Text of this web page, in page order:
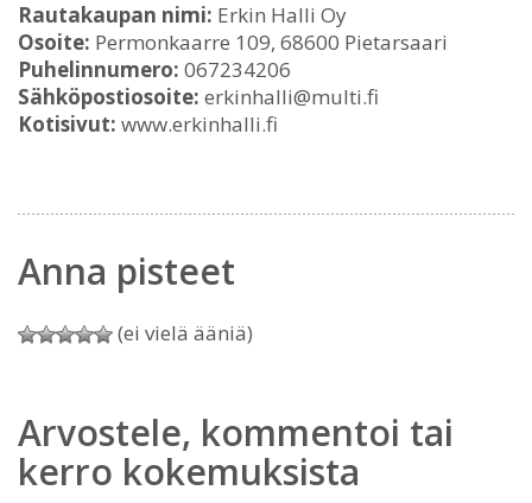
Rautakaupan nimi: Erkin Halli Oy
Osoite: Permonkaarre 109, 68600 Pietarsaari
Puhelinnumero: 067234206
Sähköpostiosoite: erkinhalli@multi.fi
Kotisivut: www.erkinhalli.fi
Anna pisteet
(ei vielä ääniä)
Arvostele, kommentoi tai
kerro kokemuksista